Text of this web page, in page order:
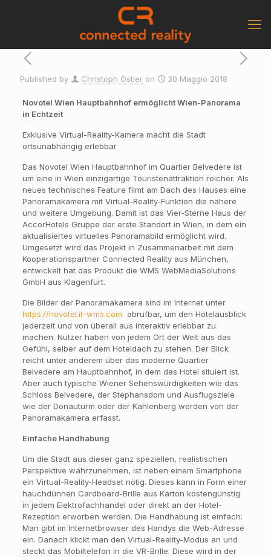
Published by Christoph Ostler on 30 Maggio 2018
Novotel Wien Hauptbahnhof ermöglichtWien-Panorama
in Echtzeit
Exklusive Virtual-Reality-Kamera macht die Stadt
ortsunabhängig erlebbar
Das Novotel Wien Hauptbahnhof im Quartier Belvedere ist
um eine in Wien einzigartige Touristenattraktion reicher. Als
neues technisches Feature filmt am Dach des Hauses eine
Panoramakamera mit Virtual-Reality-Funktion die nähere
und weitere Umgebung. Damit ist das Vier-Sterne Haus der
AccorHotels Gruppe der erste Standort in Wien, in dem ein
aktualisiertes virtuelles Panoramabild ermöglicht wird.
Umgesetzt wird das Projekt in Zusammenarbeit mit dem
Kooperationspartner Connected Reality aus München,
entwickelt hat das Produkt die WMS WebMediaSolutions
GmbH aus Klagenfurt.
Die Bilder der Panoramakamera sind im Internet unter
https://novotel.it-wms.com abrufbar, um den Hotelausblick
jederzeit und von überall aus interaktiv erlebbar zu
machen. Nutzer haben von jedem Ort der Welt aus das
Gefühl, selber auf dem Hoteldach zu stehen. Der Blick
reicht unter anderem über das moderne Quartier
Belvedere am Hauptbahnhof, in dem das Hotel situiert ist.
Aber auch typische Wiener Sehenswürdigkeiten wie das
Schloss Belvedere, der Stephansdom und Ausflugsziele
wie der Donauturm oder der Kahlenberg werden von der
Panoramakamera erfasst.
Einfache Handhabung
Um die Stadt aus dieser ganz speziellen, realistischen
Perspektive wahrzunehmen, ist neben einem Smartphone
ein Virtual-Reality-Headset nötig. Dieses kann in Form einer
hauchdünnen Cardboard-Brille aus Karton kostengünstig
in jedem Elektrofachhandel oder direkt an der Hotel-
Rezeption erworben werden. Die Handhabung ist einfach:
Man gibt im Internetbrowser des Handys die Web-Adresse
ein. Danach klickt man den Virtual-Reality-Modus an und
steckt das Mobiltelefon in die VR-Brille. Diese wird in der